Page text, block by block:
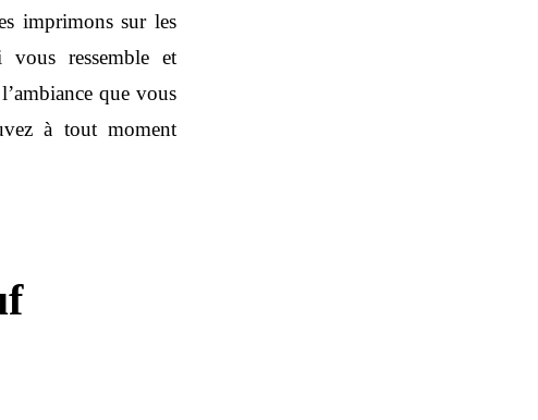
imprimons sur les
ressemble et
que vous
à tout moment